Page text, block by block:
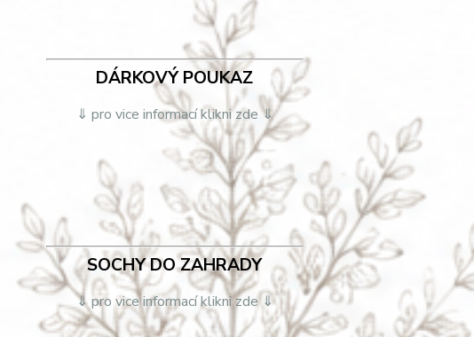
DÁRKOVÝ POUKAZ
⇓ pro vice informací klikni zde ⇓
SOCHY DO ZAHRADY
⇓ pro vice informací klikni zde ⇓